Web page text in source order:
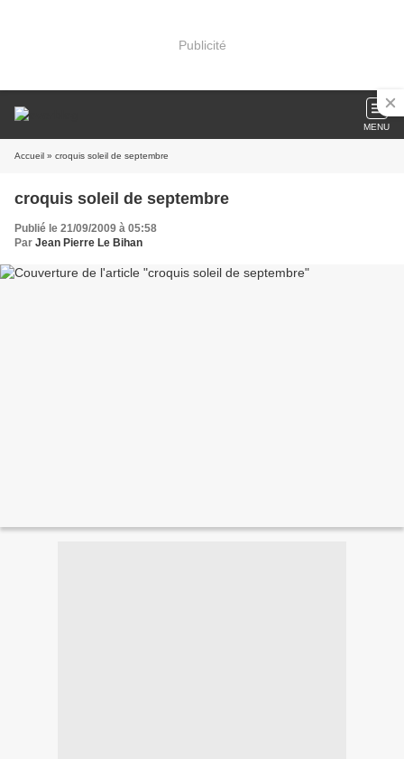
Publicité
MENU
Accueil » croquis soleil de septembre
croquis soleil de septembre
Publié le 21/09/2009 à 05:58
Par Jean Pierre Le Bihan